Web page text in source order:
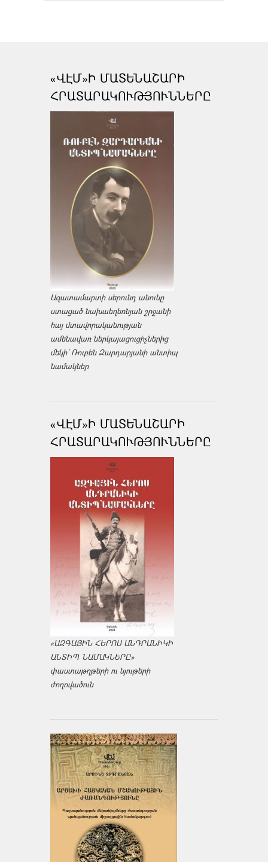
«ՎԷՄ»Ի ՄԱՏԵՆԱՇԱՐԻ
ՀՐԱՏԱՐԱԿՈՒԹՅՈՒՆՆԵՐԸ
Ազատամարտի սերունդ անունը
ստացած նախաեղեռնյան շրջանի
հայ մտավորականության
ամենավառ ներկայացուցիչներից
մեկի՝ Ռուբեն Զարդարյանի անտիպ
նամակներ
«ՎԷՄ»Ի ՄԱՏԵՆԱՇԱՐԻ
ՀՐԱՏԱՐԱԿՈՒԹՅՈՒՆՆԵՐԸ
«ԱԶԳԱՅԻՆ ՀԵՐՈՍ ԱՆԴՐԱՆԻԿԻ
ԱՆՏԻՊ ՆԱՄԱԿՆԵՐԸ»
փաստաթղթերի ու նյութերի
ժողովածուն